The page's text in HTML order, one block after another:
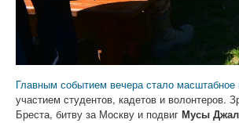
Главным событием вечера стало
участием студентов, кадетов и
Бреста, битву за Москву и подвиг Мусы